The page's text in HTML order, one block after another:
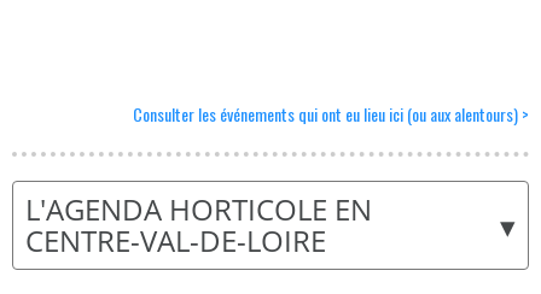
Consulter les événements qui ont eu lieu ici (ou aux alentours) >
▾
L'AGENDA HORTICOLE EN
CENTRE-VAL-DE-LOIRE